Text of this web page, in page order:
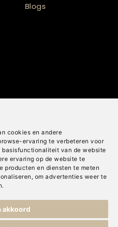
cookies en andere
ervaring te verbeteren voor
basisfunctionaliteit van de website
ervaring op de website te
producten en diensten te meten
, om advertenties weer te
.
akkoord
Blogs